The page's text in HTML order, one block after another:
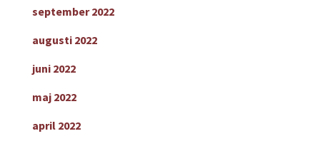
september 2022
augusti 2022
juni 2022
maj 2022
april 2022